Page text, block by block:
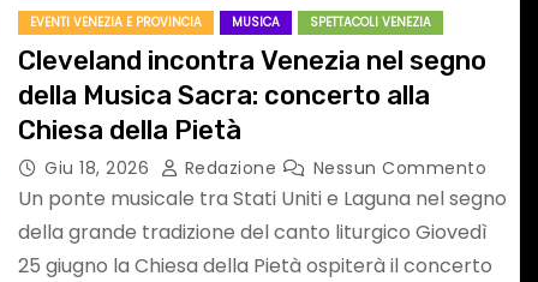
EVENTI VENEZIA E PROVINCIA MUSICA SPETTACOLI VENEZIA
Cleveland incontra Venezia nel segno
della Musica Sacra: concerto alla
Chiesa della Pietà
Giu 18, 2026 Redazione Nessun Commento
Un ponte musicale tra Stati Uniti e Laguna nel segno
della grande tradizione del canto liturgico Giovedì
25 giugno la Chiesa della Pietà ospiterà il concerto